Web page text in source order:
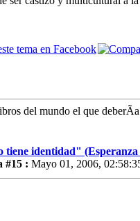
del mundo el que
tiene identidad"
#15 : Mayo 01, 2006,